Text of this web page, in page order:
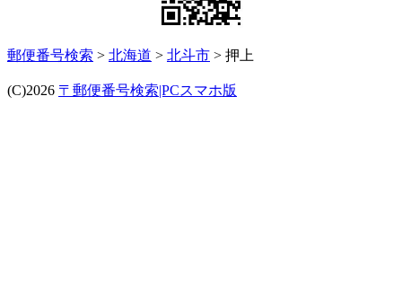
郵便番号検索 > 北海道 > 北斗市 > 押上
(C)2026 〒郵便番号検索|PCスマホ版